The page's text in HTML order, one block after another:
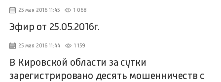
25 мая 2016 11:45 1 068
Эфир от 25.05.2016г.
25 мая 2016 11:44 1 159
В Кировской области за сутки
зарегистрировано десять мошенничеств с